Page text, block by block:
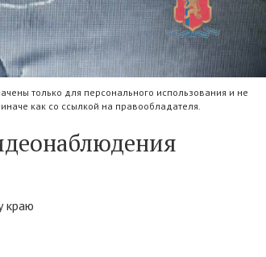
только для персонального использования и не
как со ссылкой на правообладателя.
краю